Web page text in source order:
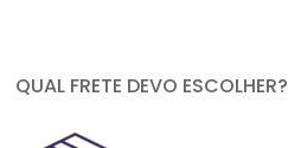
QUAL FRETE DEVO ESCOLHER?